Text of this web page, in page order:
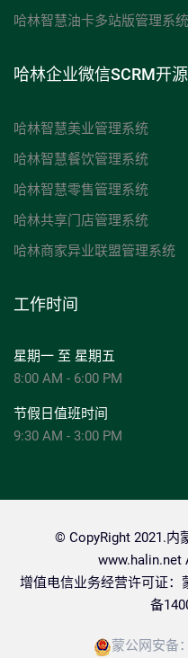
哈林智慧油卡多站版管理系统
哈林企业微信SCRM开
哈林智慧美业管理系统
哈林智慧餐饮管理系统
哈林智慧零售管理系统
哈林共享门店管理系统
哈林商家异业联盟管理系统
工作时间
星期一 至 星期五
8:00 AM - 6:00 PM
节假日值班时间
9:30 AM - 3:00 PM
© CopyRight 2021.内
www.halin.net
增值电信业务经营许可证：
备
蒙公网安备：